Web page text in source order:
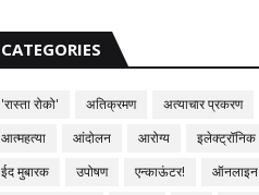
CATEGORIES
'रास्ता रोको' अतिक्रमण अत्याचार प्रकरण
आत्महत्या
आंदोलन आरोग्य इलेक्ट्रॉनिक
ईद मुबारक
उपोषण एन्काऊंटर! ऑनलाइन